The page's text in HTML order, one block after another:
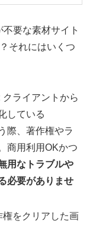
要な素材サイト
それにはいくつ
クライアントから
している
際、著作権やラ
商用利用OKかつ
用なトラブルや
必要がありませ
権をクリアした画